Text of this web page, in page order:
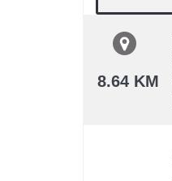
8.64 KM